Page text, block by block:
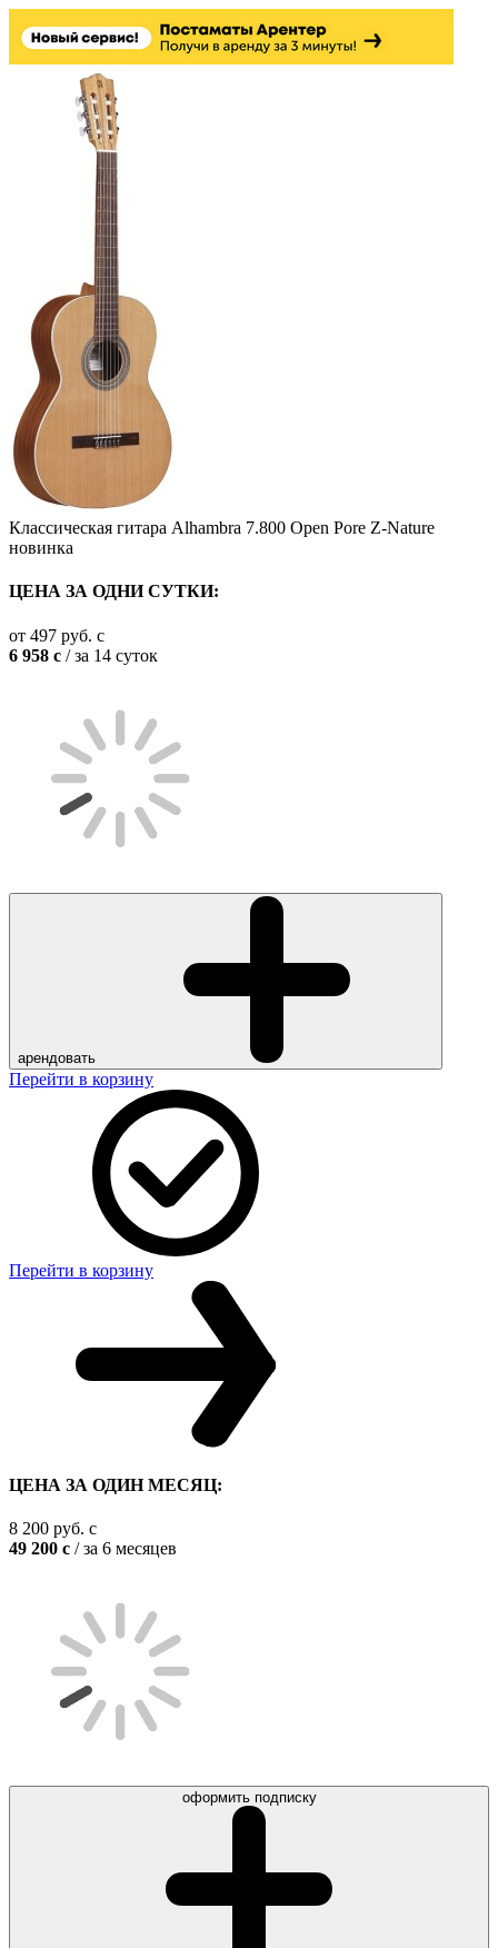
Классическая гитара Alhambra 7.800 Open Pore Z-Nature
новинка
ЦЕНА ЗА ОДНИ СУТКИ:
от 497 руб. c
6 958 c / за 14 суток
арендовать
Перейти в корзину
Перейти в корзину
ЦЕНА ЗА ОДИН МЕСЯЦ:
8 200 руб. c
49 200 c / за 6 месяцев
оформить подписку